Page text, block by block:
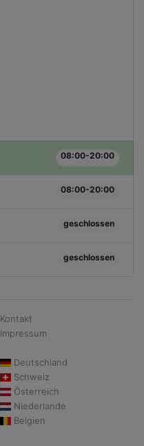
08:00-20:00
08:00-20:00
geschlossen
geschlossen
Kontakt
Impressum
Deutschland
Schweiz
Österreich
Niederlande
Belgien